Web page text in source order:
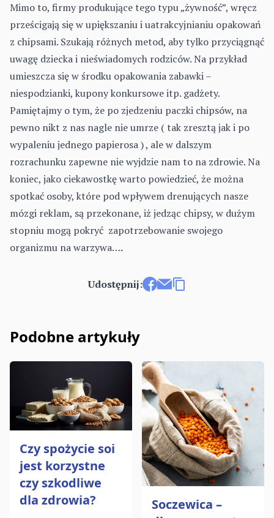
Mimo to, firmy produkujące tego typu „żywność”, wręcz
prześcigają się w upiększaniu i uatrakcyjnianiu opakowań
z chipsami. Szukają różnych metod, aby tylko przyciągnąć
uwagę dziecka i nieświadomych rodziców. Na przykład
umieszcza się w środku opakowania zabawki –
niespodzianki, kupony konkursowe itp. gadżety.
Pamiętajmy o tym, że po zjedzeniu paczki chipsów, na
pewno nikt z nas nagle nie umrze ( tak zresztą jak i po
wypaleniu jednego papierosa ) , ale w dalszym
rozrachunku zapewne nie wyjdzie nam to na zdrowie. Na
koniec, jako ciekawostkę warto powiedzieć, że można
spotkać osoby, które pod wpływem drenujących nasze
mózgi reklam, są przekonane, iż jedząc chipsy, w dużym
stopniu mogą pokryć zapotrzebowanie swojego
organizmu na warzywa….
Udostępnij:
Podobne artykuły
Czy spożycie soi
jest korzystne
czy szkodliwe
dla zdrowia?
Soczewica –